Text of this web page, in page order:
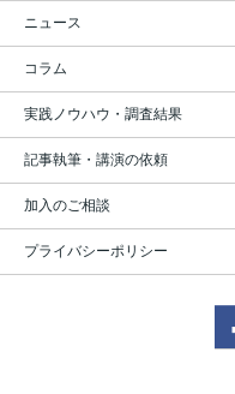
ニュース
コラム
実践ノウハウ・調査結果
記事執筆・講演の依頼
加入のご相談
プライバシーポリシー